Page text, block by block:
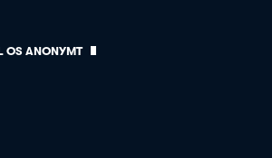
OS ANONYMT